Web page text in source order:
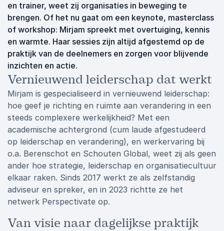
en trainer, weet zij organisaties in beweging te
brengen. Of het nu gaat om een keynote, masterclass
of workshop: Mirjam spreekt met overtuiging, kennis
en warmte. Haar sessies zijn altijd afgestemd op de
praktijk van de deelnemers en zorgen voor blijvende
inzichten en actie.
Vernieuwend leiderschap dat werkt
Mirjam is gespecialiseerd in vernieuwend leiderschap:
hoe geef je richting en ruimte aan verandering in een
steeds complexere werkelijkheid? Met een
academische achtergrond (cum laude afgestudeerd
op leiderschap en verandering), en werkervaring bij
o.a. Berenschot en Schouten Global, weet zij als geen
ander hoe strategie, leiderschap en organisatiecultuur
elkaar raken. Sinds 2017 werkt ze als zelfstandig
adviseur en spreker, en in 2023 richtte ze het
netwerk Perspectivate op.
Van visie naar dagelijkse praktijk